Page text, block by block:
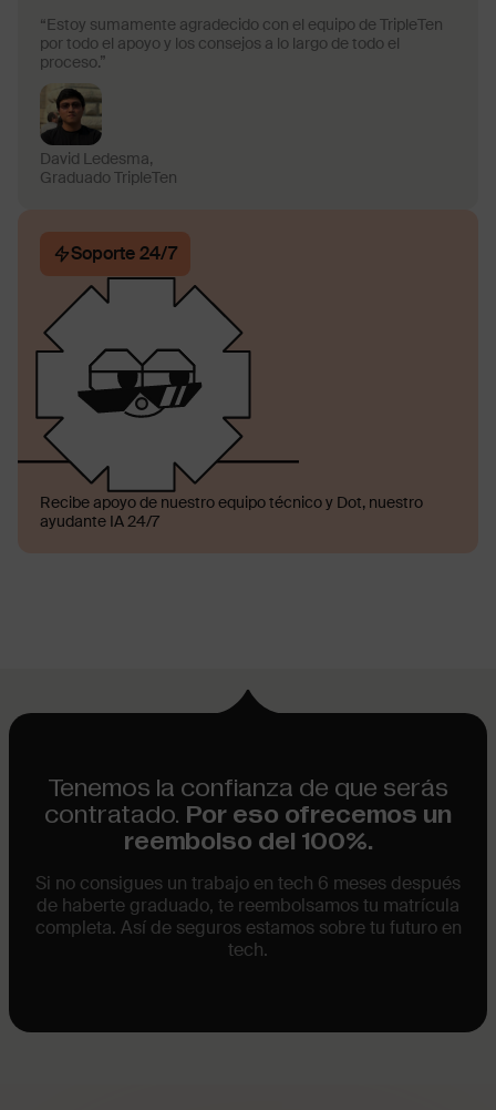
“Estoy sumamente agradecido con el equipo de TripleTen
por todo el apoyo y los consejos a lo largo de todo el
proceso.”
David Ledesma,
Graduado TripleTen
Soporte 24/7
Recibe apoyo de nuestro equipo técnico y Dot, nuestro
ayudante IA 24/7
Tenemos la confianza de que serás
contratado. Por eso ofrecemos un
reembolso del 100%.
Si no consigues un trabajo en tech 6 meses después
de haberte graduado, te reembolsamos tu matrícula
completa. Así de seguros estamos sobre tu futuro en
tech.